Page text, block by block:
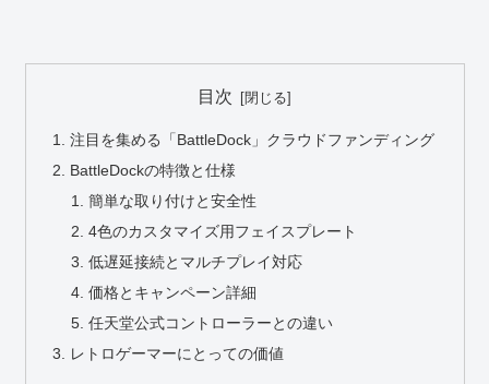
目次
注目を集める「BattleDock」クラウドファンディング
BattleDockの特徴と仕様
簡単な取り付けと安全性
4色のカスタマイズ用フェイスプレート
低遅延接続とマルチプレイ対応
価格とキャンペーン詳細
任天堂公式コントローラーとの違い
レトロゲーマーにとっての価値